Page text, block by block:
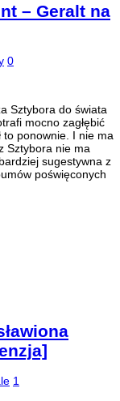
– Geralt na
0
Sztybora do świata
mocno zagłębić
to ponownie. I nie ma
Sztybora nie ma
sugestywna z
poświęconych
1